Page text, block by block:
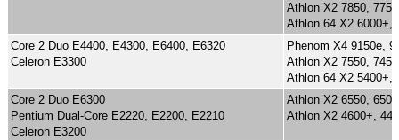
Athlon X2 7850, 7750
Athlon 64 X2 6000+,
Core 2 Duo E4400, E4300, E6400, E6320
Celeron E3300
Phenom X4 9150e,
Athlon X2 7550,
Athlon 64 X2 5400+,
Core 2 Duo E6300
Pentium Dual-Core E2220, E2200, E2210
Celeron E3200
Athlon X2 6550,
Athlon X2 4600+,